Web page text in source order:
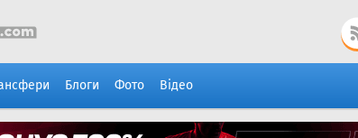
Блоги Фото Відео